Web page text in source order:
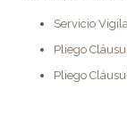
Servicio
Pliego
Pliego